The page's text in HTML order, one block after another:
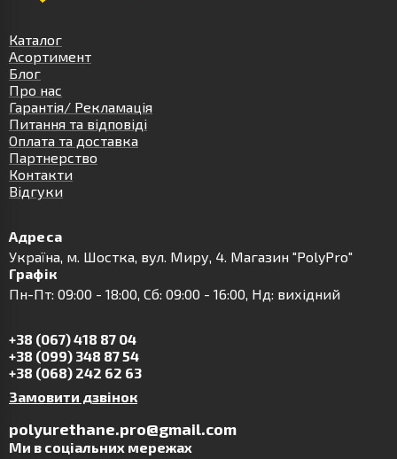
Каталог
Асортимент
Блог
Про нас
Гарантія/ Рекламація
Питання та відповіді
Оплата та доставка
Партнерство
Контакти
Відгуки
Адреса
Українa, м. Шостка, вул. Миру, 4. Магазин "PolyPro"
Графік
Пн-Пт: 09:00 - 18:00, Сб: 09:00 - 16:00, Нд: вихідний
+38 (067) 418 87 04
+38 (099) 348 87 54
+38 (068) 242 62 63
Замовити дзвінок
polyurethane.pro@gmail.com
Ми в соціальних мережах